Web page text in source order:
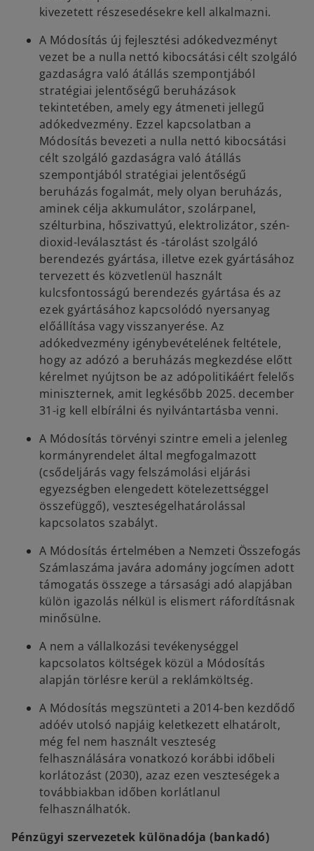
kivezetett részesedésekre kell alkalmazni.
A Módosítás új fejlesztési adókedvezményt
vezet be a nulla nettó kibocsátási célt szolgáló
gazdaságra való átállás szempontjából
stratégiai jelentőségű beruházások
tekintetében, amely egy átmeneti jellegű
adókedvezmény. Ezzel kapcsolatban a
Módosítás bevezeti a nulla nettó kibocsátási
célt szolgáló gazdaságra való átállás
szempontjából stratégiai jelentőségű
beruházás fogalmát, mely olyan beruházás,
aminek célja akkumulátor, szolárpanel,
szélturbina, hőszivattyú, elektrolizátor, szén-
dioxid-leválasztást és -tárolást szolgáló
berendezés gyártása, illetve ezek gyártásához
tervezett és közvetlenül használt
kulcsfontosságú berendezés gyártása és az
ezek gyártásához kapcsolódó nyersanyag
előállítása vagy visszanyerése. Az
adókedvezmény igénybevételének feltétele,
hogy az adózó a beruházás megkezdése előtt
kérelmet nyújtson be az adópolitikáért felelős
miniszternek, amit legkésőbb 2025. december
31-ig kell elbírálni és nyilvántartásba venni.
A Módosítás törvényi szintre emeli a jelenleg
kormányrendelet által megfogalmazott
(csődeljárás vagy felszámolási eljárási
egyezségben elengedett kötelezettséggel
összefüggő), veszteségelhatárolással
kapcsolatos szabályt.
A Módosítás értelmében a Nemzeti Összefogás
Számlaszáma javára adomány jogcímen adott
támogatás összege a társasági adó alapjában
külön igazolás nélkül is elismert ráfordításnak
minősülne.
A nem a vállalkozási tevékenységgel
kapcsolatos költségek közül a Módosítás
alapján törlésre kerül a reklámköltség.
A Módosítás megszünteti a 2014-ben kezdődő
adóév utolsó napjáig keletkezett elhatárolt,
még fel nem használt veszteség
felhasználására vonatkozó korábbi időbeli
korlátozást (2030), azaz ezen veszteségek a
továbbiakban időben korlátlanul
felhasználhatók.
Pénzügyi szervezetek különadója (bankadó)